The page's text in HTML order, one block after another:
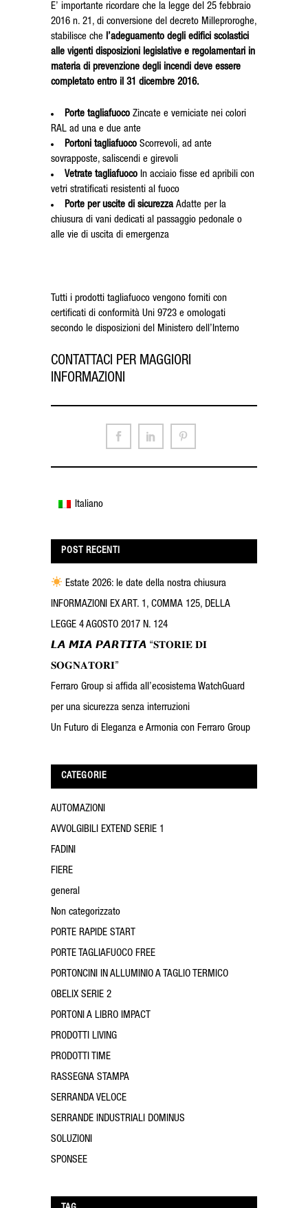
E’ importante ricordare che la legge del 25 febbraio
2016 n. 21, di conversione del decreto Milleproroghe,
stabilisce che l’adeguamento degli edifici scolastici
alle vigenti disposizioni legislative e regolamentari in
materia di prevenzione degli incendi deve essere
completato entro il 31 dicembre 2016.
Porte tagliafuoco Zincate e verniciate nei colori
RAL ad una e due ante
Portoni tagliafuoco Scorrevoli, ad ante
sovrapposte, saliscendi e girevoli
Vetrate tagliafuoco In acciaio fisse ed apribili con
vetri stratificati resistenti al fuoco
Porte per uscite di sicurezza Adatte per la
chiusura di vani dedicati al passaggio pedonale o
alle vie di uscita di emergenza
Tutti i prodotti tagliafuoco vengono forniti con
certificati di conformità Uni 9723 e omologati
secondo le disposizioni del Ministero dell’Interno
CONTATTACI PER MAGGIORI
INFORMAZIONI
Italiano
POST RECENTI
Estate 2026: le date della nostra chiusura
INFORMAZIONI EX ART. 1, COMMA 125, DELLA
LEGGE 4 AGOSTO 2017 N. 124
𝙇𝘼 𝙈𝙄𝘼 𝙋𝘼𝙍𝙏𝙄𝙏𝘼 “𝐒𝐓𝐎𝐑𝐈𝐄 𝐃𝐈
𝐒𝐎𝐆𝐍𝐀𝐓𝐎𝐑𝐈”
Ferraro Group si affida all’ecosistema WatchGuard
per una sicurezza senza interruzioni
Un Futuro di Eleganza e Armonia con Ferraro Group
CATEGORIE
AUTOMAZIONI
AVVOLGIBILI EXTEND SERIE 1
FADINI
FIERE
general
Non categorizzato
PORTE RAPIDE START
PORTE TAGLIAFUOCO FREE
PORTONCINI IN ALLUMINIO A TAGLIO TERMICO
OBELIX SERIE 2
PORTONI A LIBRO IMPACT
PRODOTTI LIVING
PRODOTTI TIME
RASSEGNA STAMPA
SERRANDA VELOCE
SERRANDE INDUSTRIALI DOMINUS
SOLUZIONI
SPONSEE